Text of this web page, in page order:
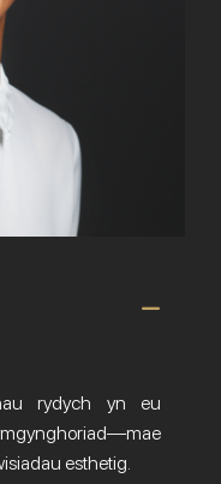
rydych yn eu
esthetig.